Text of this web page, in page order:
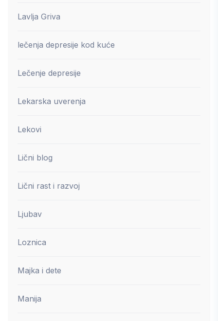
Lavlja Griva
lečenja depresije kod kuće
Lečenje depresije
Lekarska uverenja
Lekovi
Lični blog
Lični rast i razvoj
Ljubav
Loznica
Majka i dete
Manija